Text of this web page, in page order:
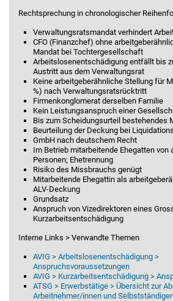
Rechtsprechung in chronologischer
Verwaltungsratsmandat verhindert
CFO (Finanzchef) ohne
Mandat bei Tochtergesellschaft
Arbeitslosenentschädigung entfällt bis
Austritt aus dem Verwaltungsrat
Keine arbeitgeberähnliche Stellung für
%) nach Verwaltungsratsrücktritt
Firmenkonglomerat derselben Familie
Kein Leistungsanspruch einer
Bis zum Scheidungsurteil bestehendes
Beurteilung der Deckung bei
GmbH nach deutschem Recht
Im Betrieb mitarbeitende Ehegatten von
Personen; Ehetrennung
Risiko des Missbrauchs genügt
Mitarbeitende Ehegattin als
ALV-Deckung
Grundsatz
Anspruch von Vizedirektoren eines
Kurzarbeitsentschädigung
Interne Links > Verwandte Themen
AVIG > Arbeitslosenentschädigung >
Anspruchsvoraussetzungen
AVIG > Kurzarbeitsentschädigung >
ATSG > Erwerbstätige > Übersicht zur
Arbeitnehmer/innen und